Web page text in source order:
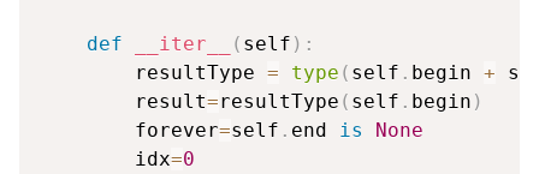
def __iter__ ( self ) :
        resultType
= type ( self . begin +
        result
=resultType ( self . begin )
        forever
=self . end is
None
        idx
=0